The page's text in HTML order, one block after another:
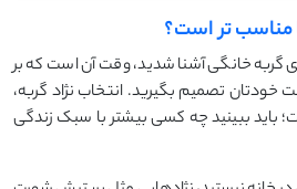
مناسب ‌تر است؟
گربه خانگی آشنا شدید، وقت آن است که بر
تصمیم بگیرید. انتخاب نژاد گربه،
باید ببینید چه کسی بیشتر با سبک زندگی